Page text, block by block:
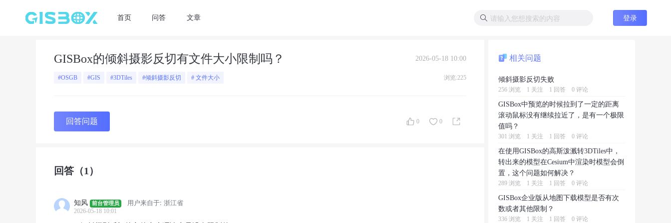
首页 问答 文章 登录
GISBox的倾斜摄影反切有文件大小限制吗？ 2026-05-18 10:00
#OSGB #GIS #3DTiles #倾斜摄影反切 # 文件大小 浏览:225
回答问题 0 0
回答 （1）
知风 前台管理员 用户来自于: 浙江省
2026-05-18 10:01
相关问题
倾斜摄影反切失败
256 浏览 1 关注 1 回答 0 评论
GISBox中预览的时候拉到了一定的距离
滚动鼠标没有继续拉近了，是有一个极限
值吗？
301 浏览 1 关注 1 回答 0 评论
在使用GISBox的高斯泼溅转3DTiles中，
转出来的模型在Cesium中渲染时模型会倒
置，这个问题如何解决？
289 浏览 1 关注 1 回答 0 评论
GISBox企业版从地图下载模型是否有次
数或者其他限制？
336 浏览 1 关注 1 回答 0 评论